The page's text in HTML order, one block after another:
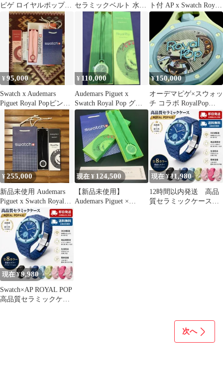
ピゲ ロイヤルポップ用
ベルトバンド ブラック
12時
セラミックベルト 水
色 社外品
ト付 AP x Swatch Royal
Pop
¥95,000
Swatch x Audemars
Piguet Royal Popピンク
正規品
¥ 110,000
Audemars Piguet x
Swatch Royal Pop グリ
ーン
¥150,000
オーデマピゲ×スウォッ
チ コラボ RoyalPop
BLAUE ACHT
¥255,000
新品未使用 Audemars
Piguet x Swatch Royal
Pop
現在 ¥ 124,500
【新品未使用】
Audemars Piguet ×
現在 ¥11,980
12時間以内発送 高品
質セラミックケース
現在 ¥9,980
Swatch×AP ROYAL POP
高品質セラミックケー
次へ